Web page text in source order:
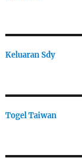
Keluaran Sdy
Togel Taiwan